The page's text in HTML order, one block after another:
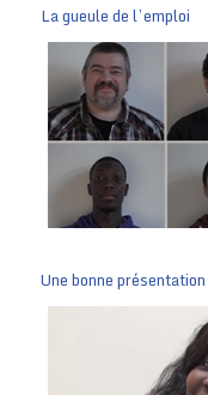
La gueule de l’emploi
Une bonne présentation